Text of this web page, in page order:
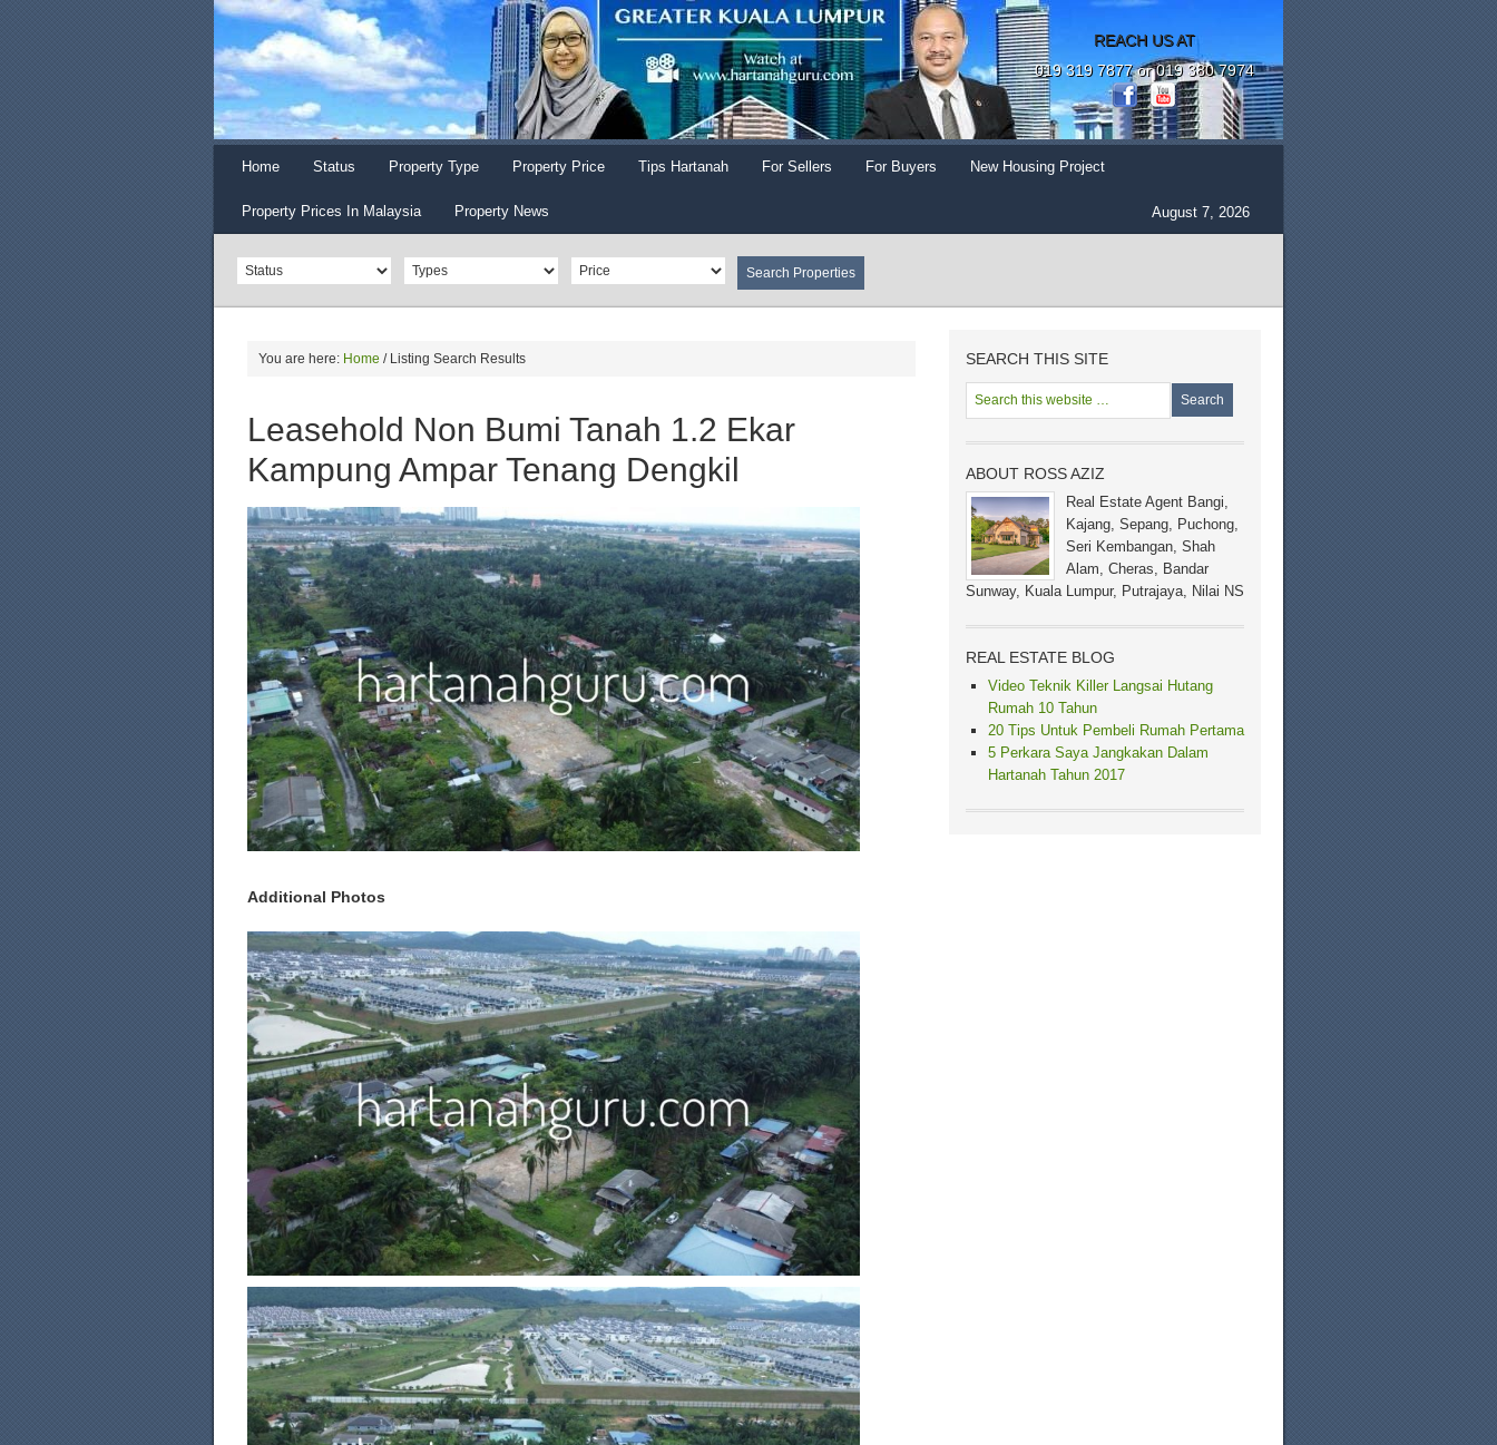
REACH US AT
019 319 7877 or 019 380 7974
Home Status Property Type Property Price Tips Hartanah For Sellers For Buyers New Housing Project
Property Prices In Malaysia Property News August 7, 2026
You are here: Home /Listing Search Results
Leasehold Non Bumi Tanah 1.2 Ekar
Kampung Ampar Tenang Dengkil
Additional Photos
SEARCH THIS SITE
ABOUT ROSS AZIZ
Real Estate Agent Bangi,
Kajang, Sepang, Puchong,
Seri Kembangan, Shah
Alam, Cheras, Bandar
Sunway, Kuala Lumpur, Putrajaya, Nilai NS
REAL ESTATE BLOG
Video Teknik Killer Langsai Hutang
Rumah 10 Tahun
20 Tips Untuk Pembeli Rumah Pertama
5 Perkara Saya Jangkakan Dalam
Hartanah Tahun 2017